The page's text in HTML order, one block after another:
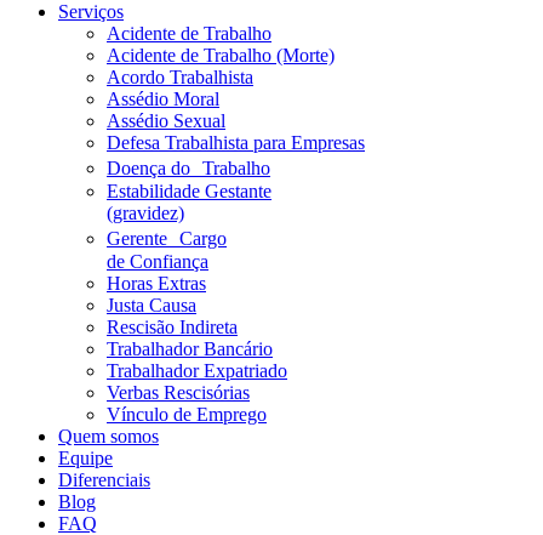
Serviços
Acidente de Trabalho
Acidente de Trabalho (Morte)
Acordo Trabalhista
Assédio Moral
Assédio Sexual
Defesa Trabalhista para Empresas
Doença do Trabalho
Estabilidade Gestante
(gravidez)
Gerente Cargo
de Confiança
Horas Extras
Justa Causa
Rescisão Indireta
Trabalhador Bancário
Trabalhador Expatriado
Verbas Rescisórias
Vínculo de Emprego
Quem somos
Equipe
Diferenciais
Blog
FAQ